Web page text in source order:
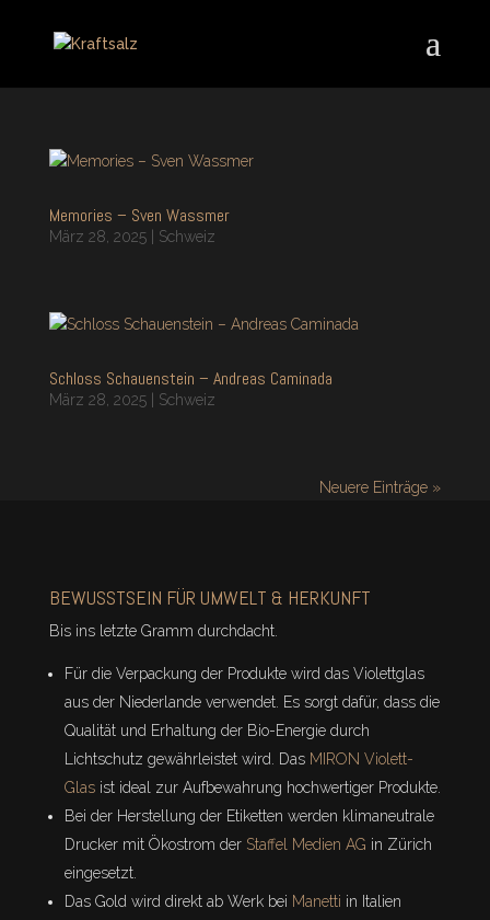
Memories – Sven Wassmer
März 28, 2025| Schweiz
Schloss Schauenstein – Andreas Caminada
März 28, 2025| Schweiz
Neuere Einträge »
BEWUSSTSEIN FÜR UMWELT & HERKUNFT
Bis ins letzte Gramm durchdacht.
Für die Verpackung der Produkte wird das Violettglas
aus der Niederlande verwendet. Es sorgt dafür, dass die
Qualität und Erhaltung der Bio-Energie durch
Lichtschutz gewährleistet wird. Das MIRON Violett-
Glas ist ideal zur Aufbewahrung hochwertiger Produkte.
Bei der Herstellung der Etiketten werden klimaneutrale
Drucker mit Ökostrom der Staffel Medien AG in Zürich
eingesetzt.
Das Gold wird direkt ab Werk bei Manetti in Italien